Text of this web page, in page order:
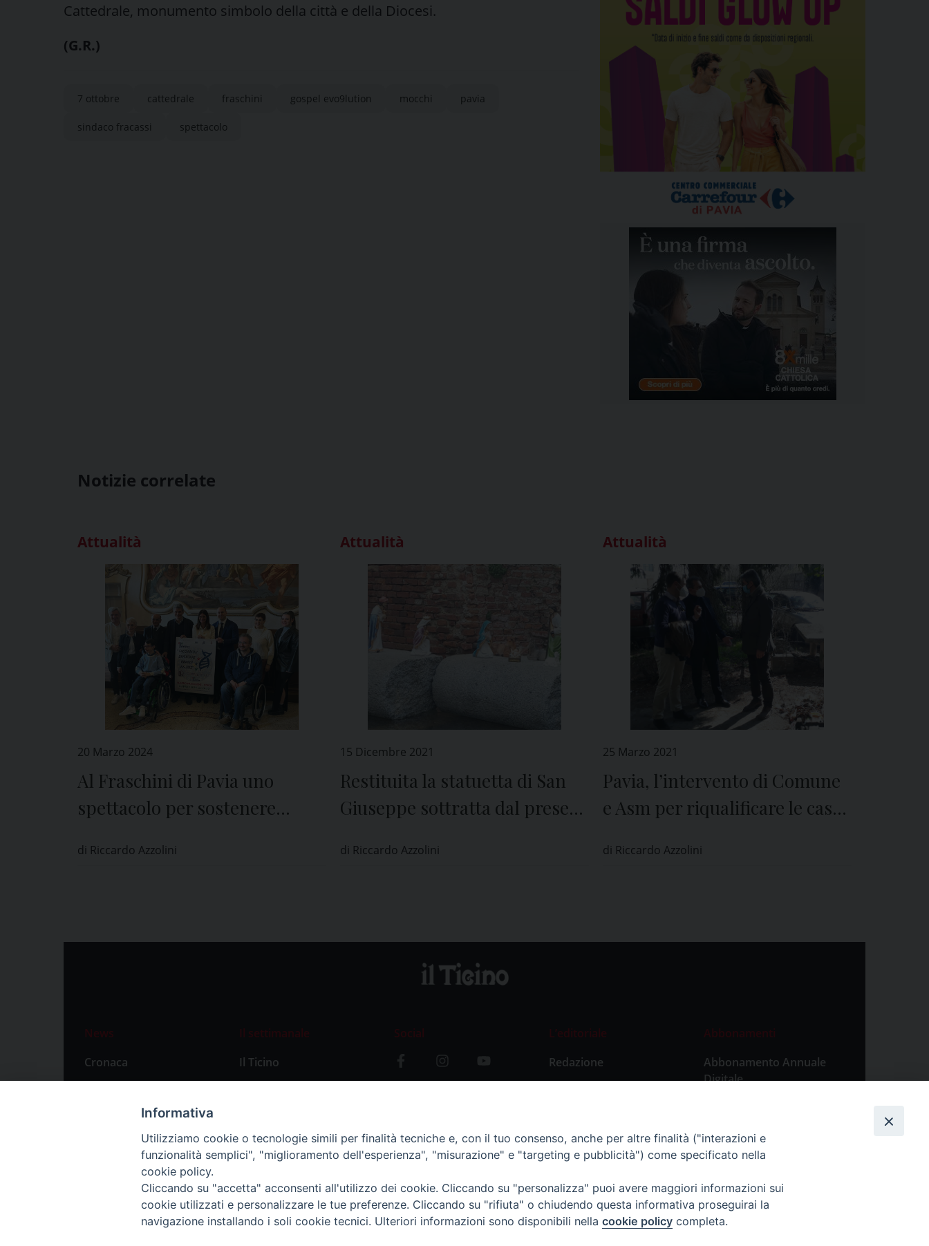
Cattedrale, monumento simbolo della città e della Diocesi.
(G.R.)
7 ottobre cattedrale fraschini gospel evo9lution mocchi pavia
sindaco fracassi spettacolo
Notizie correlate
Attualità
20 Marzo 2024
Al Fraschini di Pavia uno
spettacolo per sostenere
di Riccardo Azzolini
Attualità
15 Dicembre 2021
Restituita la statuetta di San
Giuseppe sottratta dal presepe
di Riccardo Azzolini
Attualità
25 Marzo 2021
Pavia, l’intervento di Comune
e Asm per riqualificare le case
di Riccardo Azzolini
News
Cronaca
Attualità
Primo Piano
Il settimanale
Il Ticino
Abbonamenti
Social
L’editoriale
Redazione
Storia
Abbonamenti
Abbonamento Annuale
Digitale
Abbonamento Singola
Copia Digitale
Informativa
Utilizziamo cookie o tecnologie simili per finalità tecniche e, con il tuo consenso, anche per altre finalità ("interazioni e
funzionalità semplici", "miglioramento dell'esperienza", "misurazione" e "targeting e pubblicità") come specificato nella
cookie policy.
Cliccando su "accetta" acconsenti all'utilizzo dei cookie. Cliccando su "personalizza" puoi avere maggiori informazioni sui
cookie utilizzati e personalizzare le tue preferenze. Cliccando su "rifiuta" o chiudendo questa informativa proseguirai la
navigazione installando i soli cookie tecnici. Ulteriori informazioni sono disponibili nella cookie policy completa.